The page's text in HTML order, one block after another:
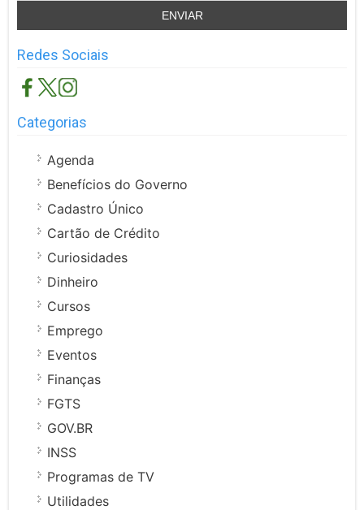
Redes Sociais
Categorias
Agenda
Benefícios do Governo
Cadastro Único
Cartão de Crédito
Curiosidades
Dinheiro
Cursos
Emprego
Eventos
Finanças
FGTS
GOV.BR
INSS
Programas de TV
Utilidades